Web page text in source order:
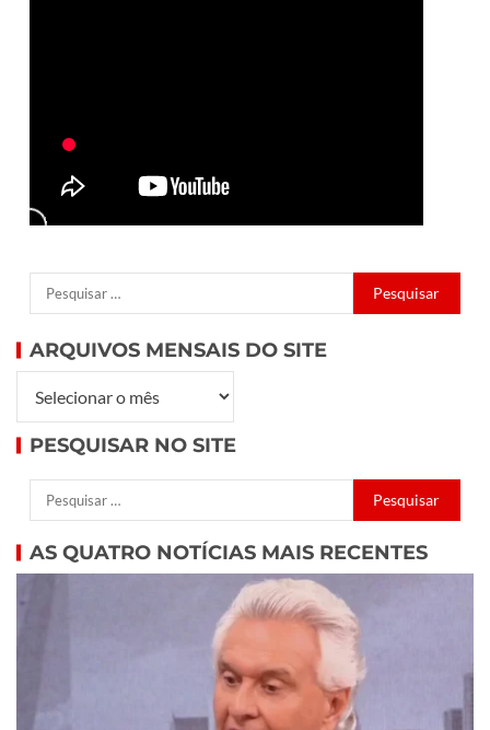
ARQUIVOS MENSAIS DO SITE
PESQUISAR NO SITE
AS QUATRO NOTÍCIAS MAIS RECENTES